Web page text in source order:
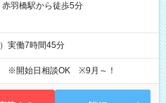
赤羽橋駅から徒歩5分
実働7時間45分
※開始日相談OK ※9月～！